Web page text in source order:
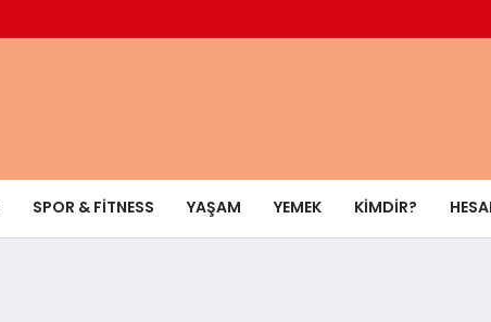
SPOR & FITNESS YAŞAM YEMEK KIMDIR?